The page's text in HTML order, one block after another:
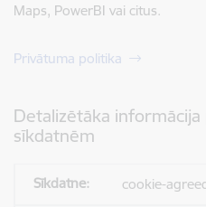
Maps, PowerBI vai citus.
Privātuma politika
Detalizētāka
sīkdatnēm
cookie-